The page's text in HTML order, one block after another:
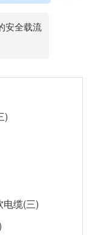
安全载流
)
缆(三)